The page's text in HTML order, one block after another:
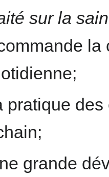
sur la
la
pratique
grande